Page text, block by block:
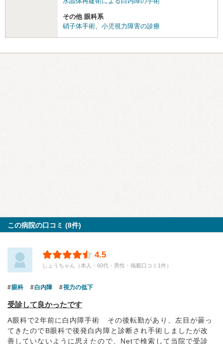
その他 眼科系
硝子体手術、 小児視力障害の診療
この病院の口コミ (8件)
4.5
しょうちゃん（本人・60代・男性・掲載口コミ1件）
眼科 白内障 視力の低下
受診して良かったです
A眼科で2年前に白内障手術 その後転勤があり、左目が曇っ
てきたのでB眼科で後発白内障と診断され手術しましたが改
善していないように思えたので、Netで検索して当院で受診